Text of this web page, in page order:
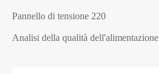
Pannello di tensione 220
Analisi della qualità dell'alimentazione